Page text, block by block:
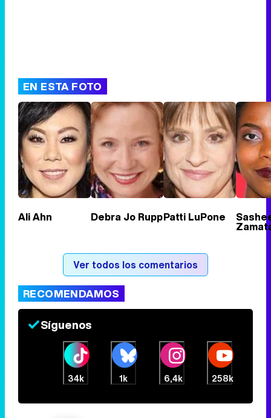
EN ESTA FOTO
Ali Ahn Debra Jo RuppPatti LuPone
Ver todos los comentarios
RECOMENDAMOS
Síguenos
34k 1k 6,4k 258k